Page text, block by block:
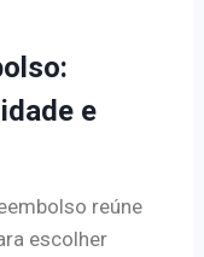
e
reúne
escolher